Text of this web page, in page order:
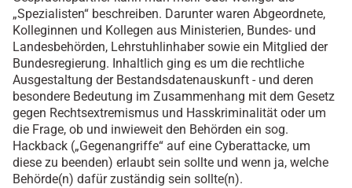
„Spezialisten“ beschreiben. Darunter waren Abgeordnete,
Kolleginnen und Kollegen aus Ministerien, Bundes- und
Landesbehörden, Lehrstuhlinhaber sowie ein Mitglied der
Bundesregierung. Inhaltlich ging es um die rechtliche
Ausgestaltung der Bestandsdatenauskunft - und deren
besondere Bedeutung im Zusammenhang mit dem Gesetz
gegen Rechtsextremismus und Hasskriminalität oder um
die Frage, ob und inwieweit den Behörden ein sog.
Hackback („Gegenangriffe“ auf eine Cyberattacke, um
diese zu beenden) erlaubt sein sollte und wenn ja, welche
Behörde(n) dafür zuständig sein sollte(n).